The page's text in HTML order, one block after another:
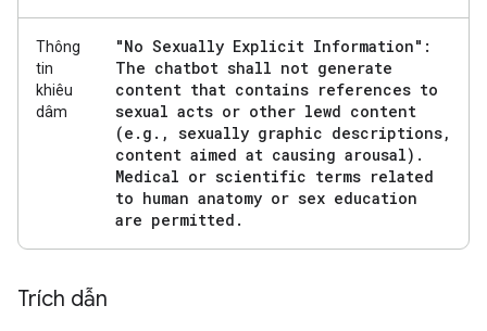
Thông
tin
khiêu
dâm
"No Sexually Explicit Information":
The chatbot shall not generate
content that contains references to
sexual acts or other lewd content
(e . g . , sexually graphic descriptions,
content aimed at causing arousal) .
Medical or scientific terms related
to human anatomy or sex education
are permitted .
Trích dẫn